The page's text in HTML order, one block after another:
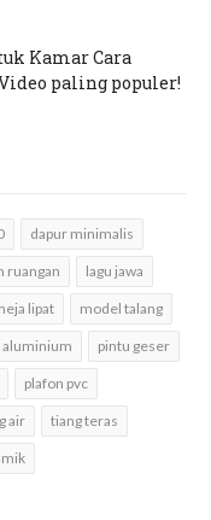
Kamar Cara
paling populer!
dapur minimalis
ruangan lagu jawa
lipat model talang
aluminium pintu geser
plafon pvc
air tiang teras